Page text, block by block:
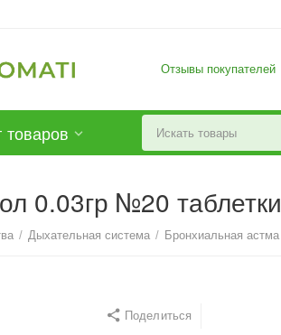
Отзывы покупателей
товаров
0.03гр №20 таблетки
/ Дыхательная система / Бронхиальная астма
Поделиться